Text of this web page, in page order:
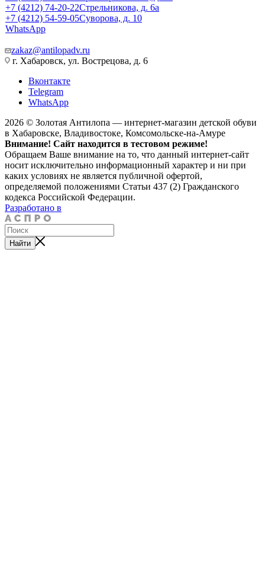
+7 (4212) 74-20-22Стрельникова, д. 6а
+7 (4212) 54-59-05Суворова, д. 10
WhatsApp
zakaz@antilopadv.ru
г. Хабаровск, ул. Вострецова, д. 6
Вконтакте
Telegram
WhatsApp
2026 © Золотая Антилопа — интернет-магазин детской обуви
в Хабаровске, Владивостоке, Комсомольске-на-Амуре
Внимание! Сайт находится в тестовом режиме!
Обращаем Ваше внимание на то, что данный интернет-сайт
носит исключительно информационный характер и ни при
каких условиях не является публичной офертой,
определяемой положениями Статьи 437 (2) Гражданского
кодекса Российской Федерации.
Разработано в
Найти